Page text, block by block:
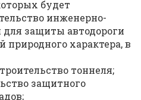
будет
инженерно-
защиты автодороги
характера, в
тоннеля;
защитного